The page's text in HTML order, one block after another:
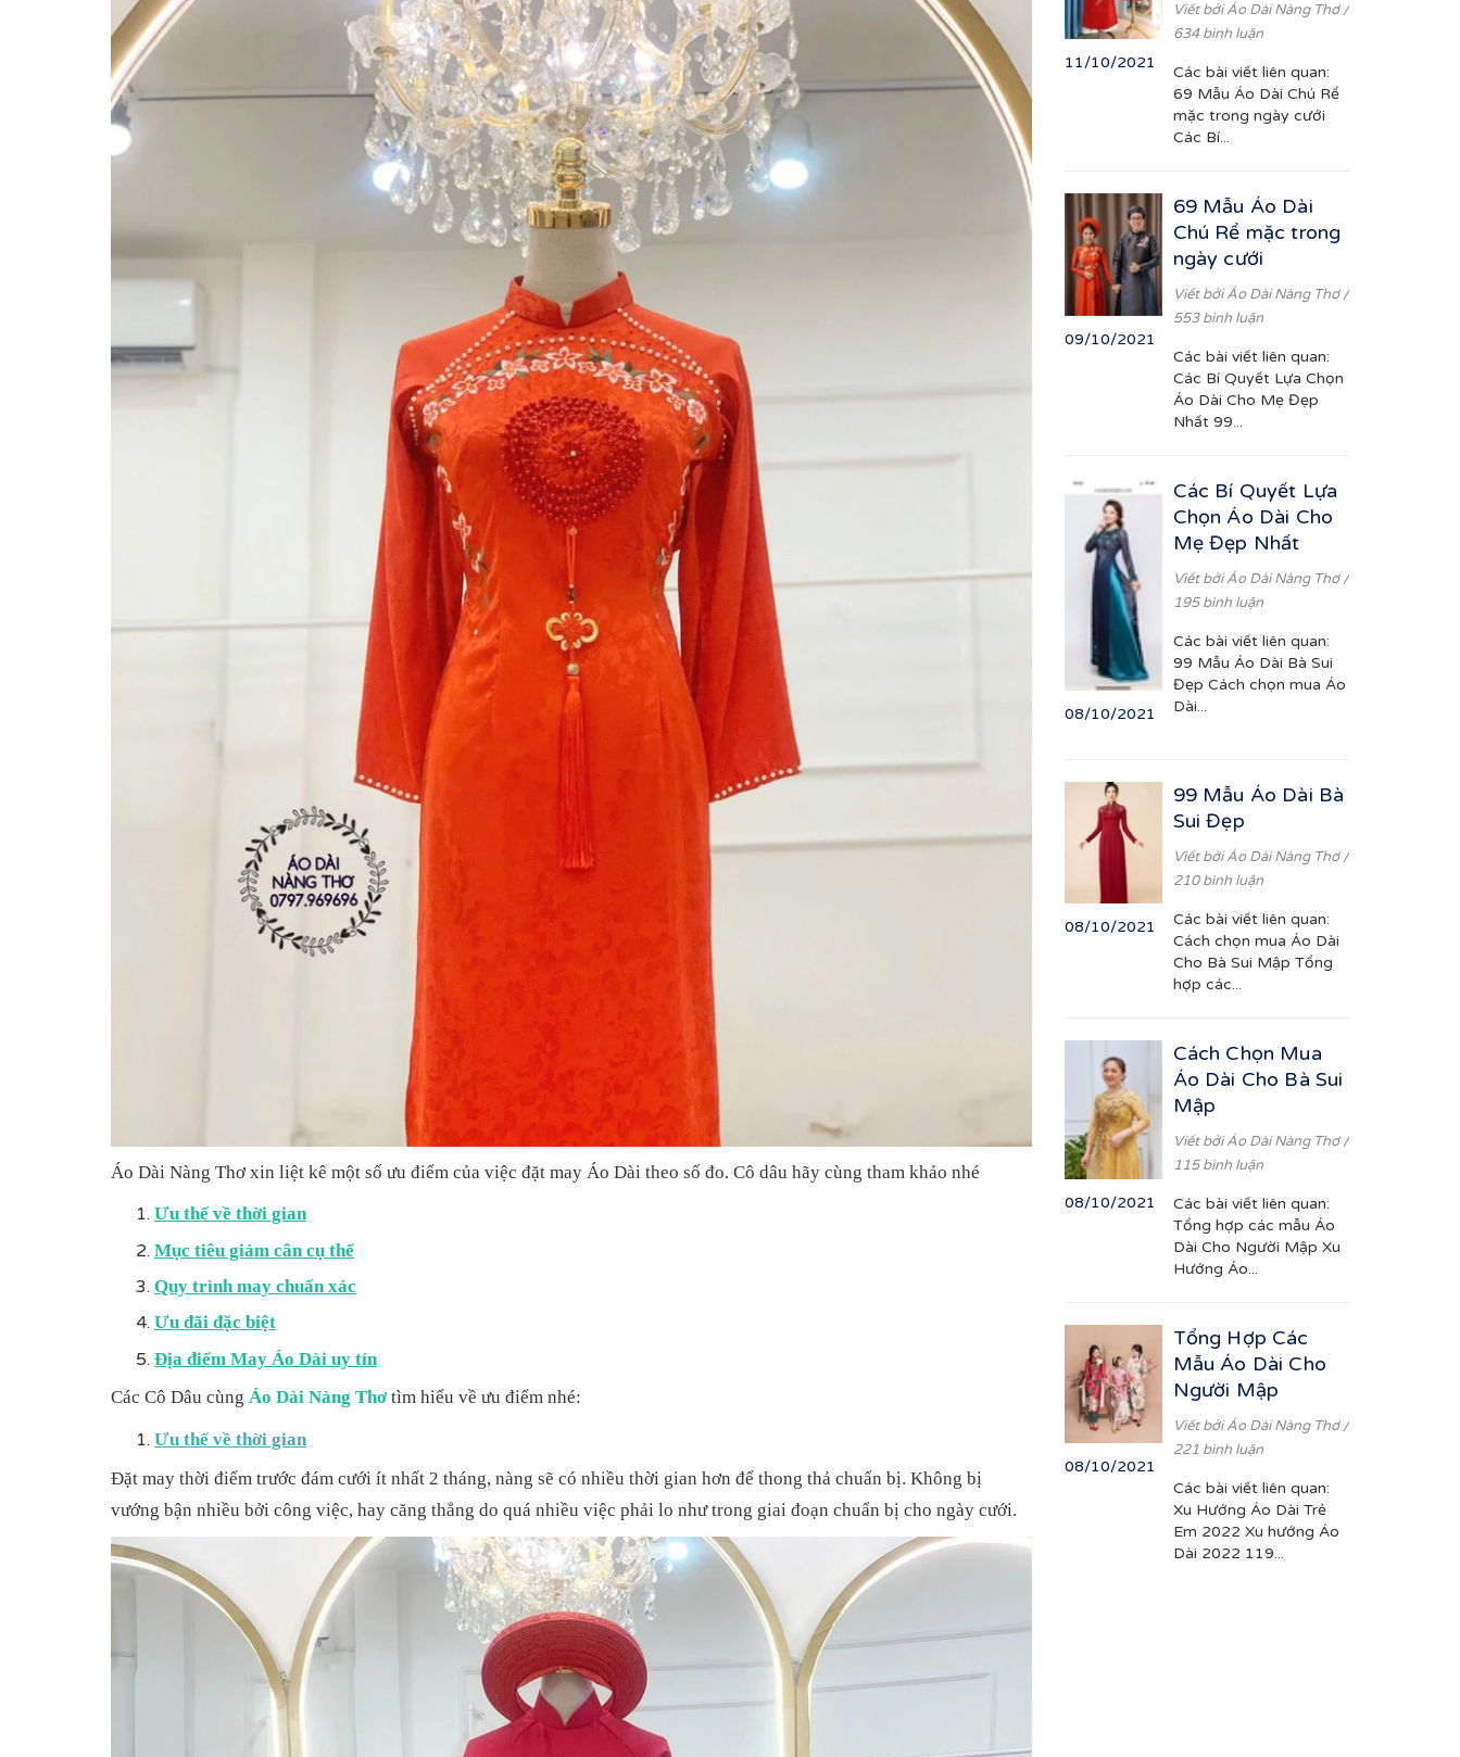
Áo Dài Nàng Thơ xin liệt kê một số ưu điểm của việc đặt may Áo Dài theo số đo. Cô dâu hãy cùng tham khảo nhé
Ưu thế về thời gian
Mục tiêu giảm cân cụ thể
Quy trình may chuẩn xác
Ưu đãi đặc biệt
Địa điểm May Áo Dài uy tín
Các Cô Dâu cùng Áo Dài Nàng Thơtìm hiểu về ưu điểm nhé:
Ưu thế về thời gian
Đặt may thời điểm trước đám cưới ít nhất 2 tháng, nàng sẽ có nhiều thời gian hơn để thong thả chuẩn bị. Không bị
vướng bận nhiều bởi công việc, hay căng thẳng do quá nhiều việc phải lo như trong giai đoạn chuẩn bị cho ngày cưới.
11/10/2021
Viết bởiÁo Dài Nàng Thơ/
634 bình luận
Các bài viết liên quan:
69 Mẫu Áo Dài Chú Rể
mặc trong ngày cưới
Các Bí...
09/10/2021
69 Mẫu Áo Dài
Chú Rể mặc trong
ngày cưới
Viết bởiÁo Dài Nàng Thơ/
553 bình luận
Các bài viết liên quan:
Các Bí Quyết Lựa Chọn
Áo Dài Cho Mẹ Đẹp
Nhất 99...
08/10/2021
Các Bí Quyết Lựa
Chọn Áo Dài Cho
Mẹ Đẹp Nhất
Viết bởiÁo Dài Nàng Thơ/
195 bình luận
Các bài viết liên quan:
99 Mẫu Áo Dài Bà Sui
Đẹp Cách chọn mua Áo
Dài...
08/10/2021
99 Mẫu Áo Dài Bà
Sui Đẹp
Viết bởiÁo Dài Nàng Thơ/
210 bình luận
Các bài viết liên quan:
Cách chọn mua Áo Dài
Cho Bà Sui Mập Tổng
hợp các...
08/10/2021
Cách Chọn Mua
Áo Dài Cho Bà Sui
Mập
Viết bởiÁo Dài Nàng Thơ/
115 bình luận
Các bài viết liên quan:
Tổng hợp các mẫu Áo
Dài Cho Người Mập Xu
Hướng Áo...
08/10/2021
Tổng Hợp Các
Mẫu Áo Dài Cho
Người Mập
Viết bởiÁo Dài Nàng Thơ/
221 bình luận
Các bài viết liên quan:
Xu Hướng Áo Dài Trẻ
Em 2022 Xu hướng Áo
Dài 2022 119...